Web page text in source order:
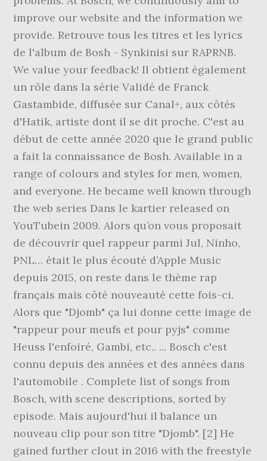
improve our website and the information we
provide. Retrouve tous les titres et les lyrics
de l'album de Bosh - Synkinisi sur RAPRNB.
We value your feedback! Il obtient également
un rôle dans la série Validé de Franck
Gastambide, diffusée sur Canal+, aux côtés
d'Hatik, artiste dont il se dit proche. C'est au
début de cette année 2020 que le grand public
a fait la connaissance de Bosh. Available in a
range of colours and styles for men, women,
and everyone. He became well known through
the web series Dans le kartier released on
YouTubein 2009. Alors qu’on vous proposait
de découvrir quel rappeur parmi Jul, Ninho,
PNL… était le plus écouté d’Apple Music
depuis 2015, on reste dans le thème rap
français mais côté nouveauté cette fois-ci.
Alors que "Djomb" ça lui donne cette image de
"rappeur pour meufs et pour pyjs" comme
Heuss l'enfoiré, Gambi, etc.. ... Bosch c'est
connu depuis des années et des années dans
l'automobile . Complete list of songs from
Bosch, with scene descriptions, sorted by
episode. Mais aujourd'hui il balance un
nouveau clip pour son titre "Djomb". [2] He
gained further clout in 2016 with the freestyle